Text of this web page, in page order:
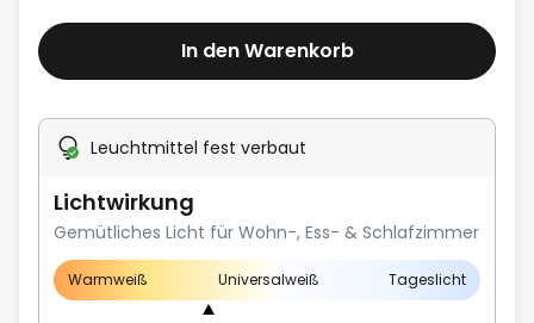
In den Warenkorb
Leuchtmittel fest verbaut
Lichtwirkung
Gemütliches Licht für Wohn-, Ess- & Schlafzimmer
Warmweiß Universalweiß Tageslicht